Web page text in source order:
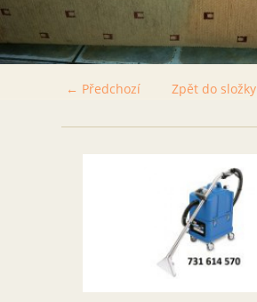
← Předchozí Zpět do složky